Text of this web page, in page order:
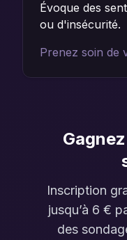
Évoque des
ou d'insécurité.
Prenez soin de
Inscription
jusqu’à 6 €
des